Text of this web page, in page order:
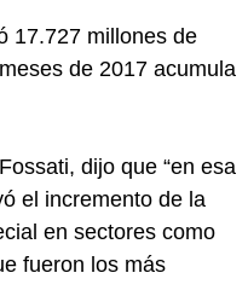
17.727 millones de
de 2017 acumula
dijo que “en esa
el incremento de la
en sectores como
fueron los más